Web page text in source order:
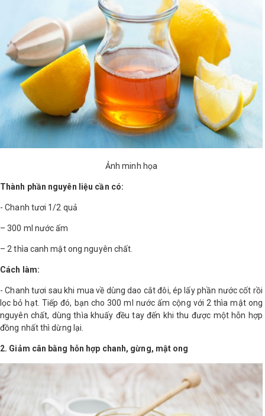
Ảnh minh họa
Thành phần nguyên liệu cần có:
- Chanh tươi 1/2 quả
– 300 ml nước ấm
– 2 thìa canh mật ong nguyên chất.
Cách làm:
- Chanh tươi sau khi mua về dùng dao cắt đôi, ép lấy phần nước cốt rồi
lọc bỏ hạt. Tiếp đó, bạn cho 300 ml nước ấm cộng với 2 thìa mật ong
nguyên chất, dùng thìa khuấy đều tay đến khi thu được một hỗn hợp
đồng nhất thì dừng lại.
2. Giảm cân bằng hỗn hợp chanh, gừng, mật ong